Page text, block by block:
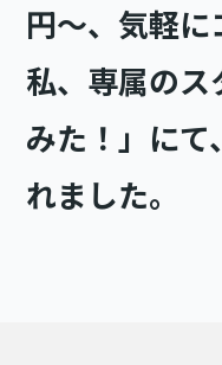
円〜、気軽に
私、専属の
みた！」にて
れました。